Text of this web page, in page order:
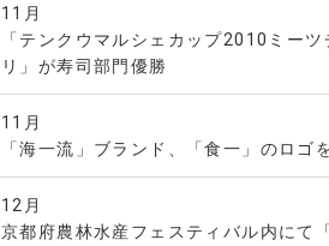
11月
「テンクウマルシェカップ2010ミー
リ」が寿司部門優勝
11月
「海一流」ブランド、「食一」のロゴ
12月
京都府農林水産フェスティバル内に